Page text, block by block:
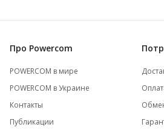
Про Powercom
POWERCOM в мире
POWERCOM в Украине
Контакты
Публикации